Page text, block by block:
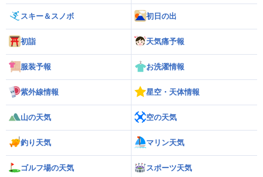
スキー＆スノボ 初日の出
初詣 天気痛予報
服装予報 お洗濯情報
紫外線情報 星空・天体情報
山の天気 空の天気
釣り天気 マリン天気
ゴルフ場の天気 スポーツ天気